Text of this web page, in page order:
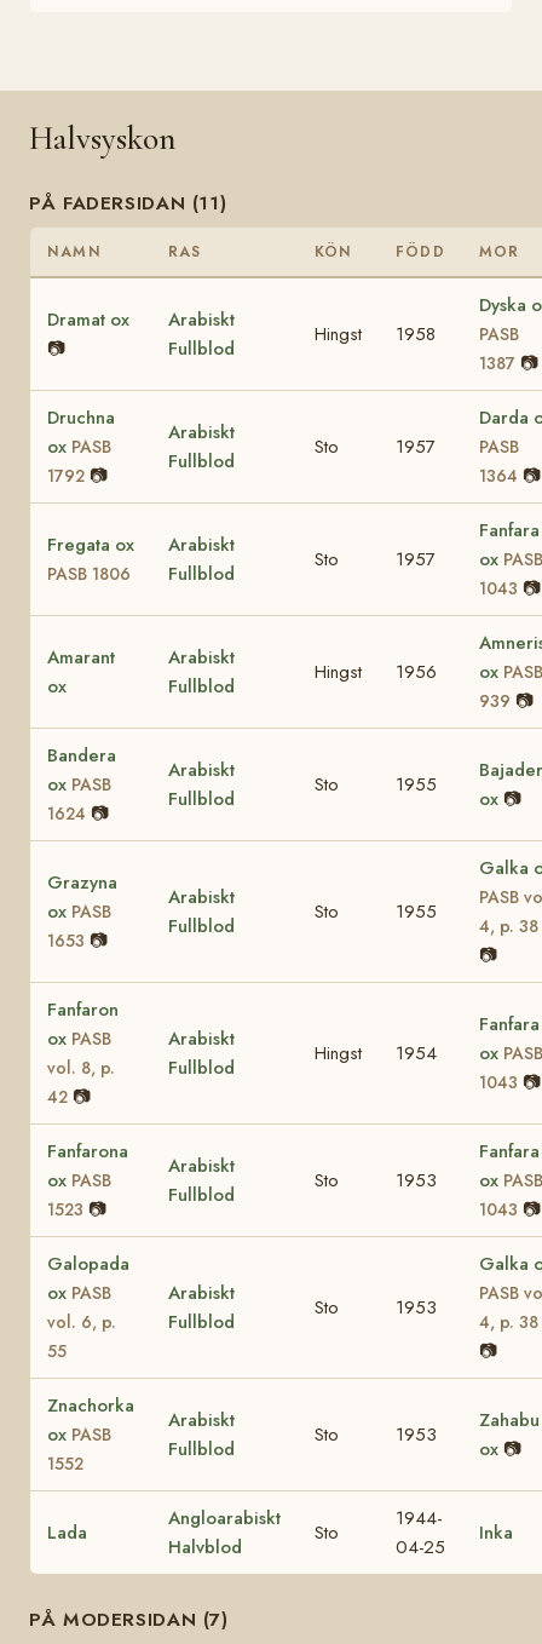
Halvsyskon
PÅ FADERSIDAN (11)
NAMN RAS KÖN FÖDD MOR
Dramat ox
📷
Arabiskt
Fullblod
Hingst 1958
Dyska
PASB
1387 📷
Druchna
ox PASB
1792 📷
Arabiskt
Fullblod
Sto 1957
Darda
PASB
1364 📷
Fregata ox
PASB 1806
Arabiskt
Fullblod
Sto 1957
Fanfara
ox PASB
1043 📷
Amarant
ox
Arabiskt
Fullblod
Hingst 1956
ox PASB
939 📷
Bandera
ox PASB
1624 📷
Arabiskt
Fullblod
Sto 1955
ox 📷
Grazyna
ox PASB
1653 📷
Arabiskt
Fullblod
Sto 1955
Galka
PASB
4, p. 38
📷
Fanfaron
ox PASB
vol. 8, p.
42 📷
Arabiskt
Fullblod
Hingst 1954
Fanfara
ox PASB
1043 📷
Fanfarona
ox PASB
1523 📷
Arabiskt
Fullblod
Sto 1953
Fanfara
ox PASB
1043 📷
Galopada
ox PASB
vol. 6, p.
55
Arabiskt
Fullblod
Sto 1953
Galka
PASB
4, p. 38
📷
Znachorka
ox PASB
1552
Arabiskt
Fullblod
Sto 1953
Zahabu
ox 📷
Lada
Angloarabiskt
Halvblod
Sto
1944-
04-25
Inka
PÅ MODERSIDAN (7)